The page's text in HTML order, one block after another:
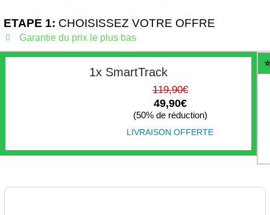
ETAPE 1: CHOISISSEZ VOTRE OFFRE
Garantie du prix le plus bas
1x SmartTrack
119,90€
49,90€
(50% de réduction)
LIVRAISON OFFERTE